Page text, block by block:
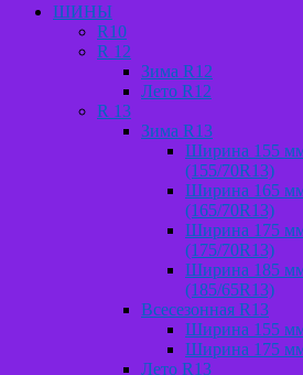
ШИНЫ
R10
R 12
Зима R12
Лето R12
R 13
Зима R13
Ширина 155
(155/70R13)
Ширина 165
(165/70R13)
Ширина 175
(175/70R13)
Ширина 185
(185/65R13)
Всесезонная R13
Ширина 155 мм
Ширина 175 мм
Лето R13